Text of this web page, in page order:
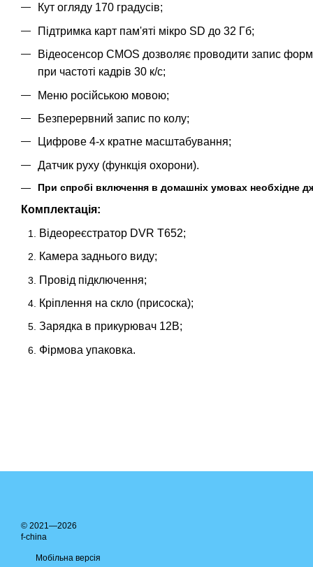
Кут огляду 170 градусів;
Підтримка карт пам'яті мікро SD до 32 Гб;
Відеосенсор CMOS дозволяє проводити запис
при частоті кадрів 30 к/с;
Меню російською мовою;
Безперервний запис по колу;
Цифрове 4-х кратне масштабування;
Датчик руху (функція охорони).
При спробі включення в домашніх умовах необхідне
Комплектація:
Відеореєстратор DVR T652;
Камера заднього виду;
Провід підключення;
Кріплення на скло (присоска);
Зарядка в прикурювач 12В;
Фірмова упаковка.
© 2021—2026
f-china
Мобільна версія